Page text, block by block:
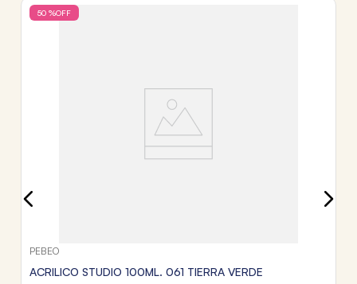
50 %OFF
PEBEO
ACRILICO STUDIO 100ML. 061 TIERRA VERDE